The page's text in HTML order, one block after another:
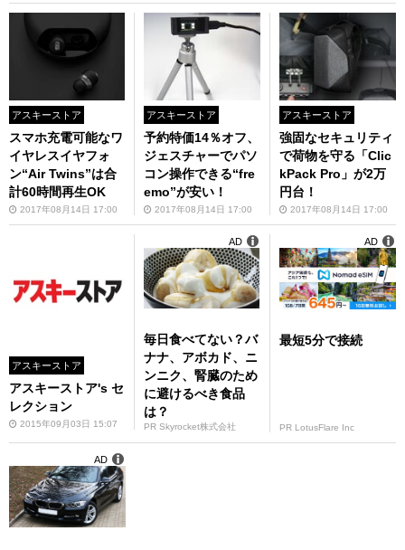
アスキーストア
スマホ充電可能なワ
イヤレスイヤフォ
ン“Air Twins”は合
計60時間再生OK
2017年08月14日 17:00
アスキーストア
予約特価14％オフ、
ジェスチャーでパソ
コン操作できる“fre
emo”が安い！
2017年08月14日 17:00
アスキーストア
強固なセキュリティ
で荷物を守る「Clic
kPack Pro」が2万
円台！
2017年08月14日 17:00
アスキーストア
アスキーストア's セ
レクション
2015年09月03日 15:07
毎日食べてない？バ
ナナ、アボカド、ニ
ンニク、腎臓のため
に避けるべき食品
は？
PR Skyrocket株式会社
AD
最短5分で接続
PR LotusFlare Inc
AD
AD